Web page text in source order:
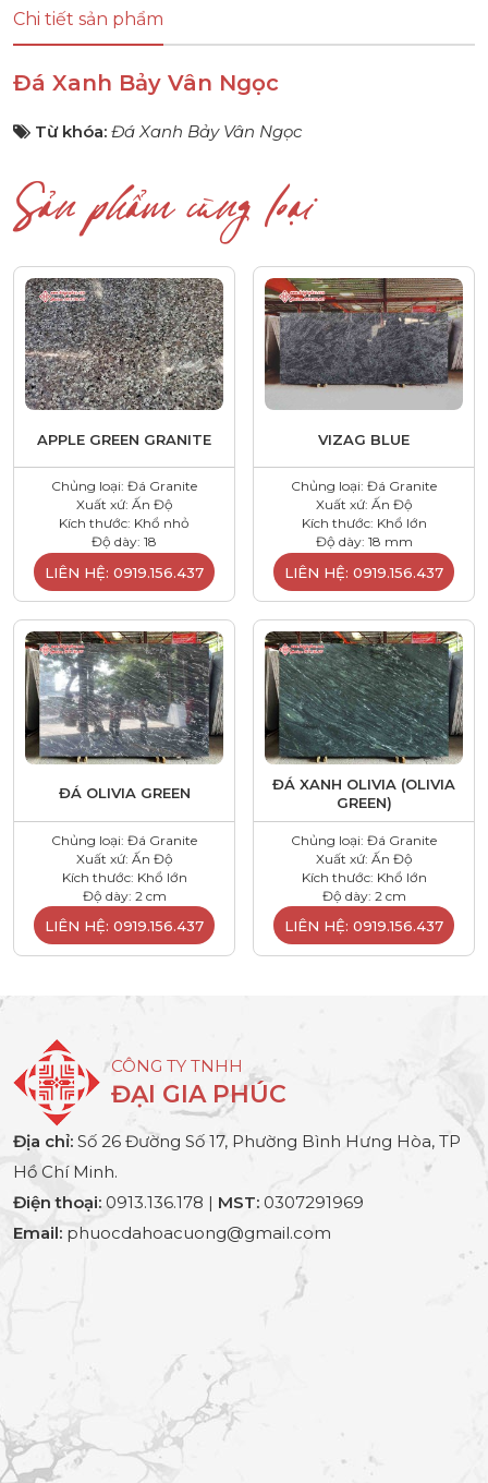
Chi tiết sản phẩm
Đá Xanh Bảy Vân Ngọc
Từ khóa: Đá Xanh Bảy Vân Ngọc
Sản phẩm cùng loại
APPLE GREEN GRANITE
Chủng loại: Đá Granite
Xuất xứ: Ấn Độ
Kích thước: Khổ nhỏ
Độ dày: 18
LIÊN HỆ: 0919.156.437
VIZAG BLUE
Chủng loại: Đá Granite
Xuất xứ: Ấn Độ
Kích thước: Khổ lớn
Độ dày: 18 mm
LIÊN HỆ: 0919.156.437
ĐÁ OLIVIA GREEN
Chủng loại: Đá Granite
Xuất xứ: Ấn Độ
Kích thước: Khổ lớn
Độ dày: 2 cm
LIÊN HỆ: 0919.156.437
ĐÁ XANH OLIVIA (OLIVIA
GREEN)
Chủng loại: Đá Granite
Xuất xứ: Ấn Độ
Kích thước: Khổ lớn
Độ dày: 2 cm
LIÊN HỆ: 0919.156.437
CÔNG TY TNHH
ĐẠI GIA PHÚC
Địa chỉ: Số 26 Đường Số 17, Phường Bình Hưng Hòa, TP
Hồ Chí Minh.
Điện thoại: 0913.136.178 | MST: 0307291969
Email: phuocdahoacuong@gmail.com